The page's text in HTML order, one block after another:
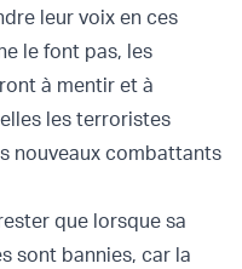
leur voix en ces
le font pas, les
à mentir et à
les terroristes
nouveaux combattants
que lorsque sa
sont bannies, car la